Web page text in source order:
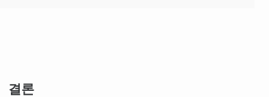
결론